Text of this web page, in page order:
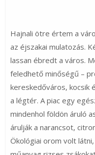
Hajnali ötre értem a
az éjszakai mulatozás.
lassan ébredt a város.
feledhető minőségű –
kereskedőváros, kocsik
a légtér. A piac egy
mindenhol földön áruló
árulják a narancsot,
Ökológiai orom volt